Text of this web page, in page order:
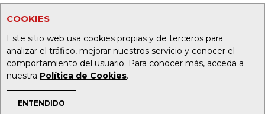
COOKIES
Este sitio web usa cookies propias y de terceros para
analizar el tráfico, mejorar nuestros servicio y conocer el
comportamiento del usuario. Para conocer más, acceda a
nuestra Política de Cookies.
ENTENDIDO